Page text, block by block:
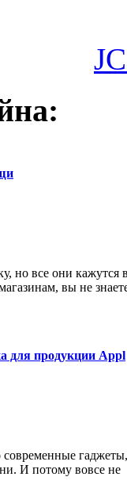
но все они кажутся
вы не
для продукции Appl
И потому вовсе не